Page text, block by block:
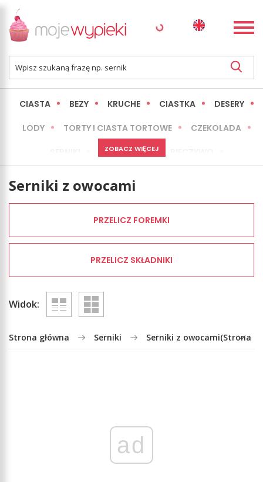
CIASTA BEZY KRUCHE CIASTKA DESERY
LODY TORTY I CIASTA TORTOWE CZEKOLADA
MINI WYPIEKI
ZOBACZ WIĘCEJ
Serniki z owocami
PRZELICZ FOREMKI
PRZELICZ SKŁADNIKI
Widok:
Strona główna Serniki Serniki z owocami(Strona 5)
ad